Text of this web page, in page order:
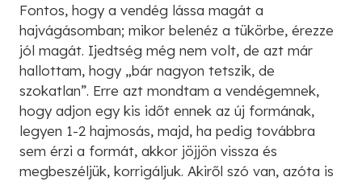
Fontos, hogy a vendég lássa magát a
hajvágásomban; mikor belenéz a tükörbe, érezze
jól magát. Ijedtség még nem volt, de azt már
hallottam, hogy „bár nagyon tetszik, de
szokatlan”. Erre azt mondtam a vendégemnek,
hogy adjon egy kis időt ennek az új formának,
legyen 1-2 hajmosás, majd, ha pedig továbbra
sem érzi a formát, akkor jöjjön vissza és
megbeszéljük, korrigáljuk. Akiről szó van, azóta is